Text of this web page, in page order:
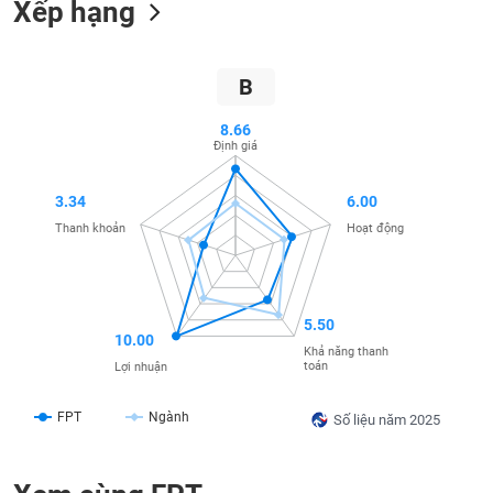
Xếp hạng
B
Số liệu năm 2025
FPT Ngành
8.66
Định giá
6.00
Hoạt động
5.50
Khả năng thanh
toán
10.00
Lợi nhuận
3.34
Thanh khoản
SÓC
SỨC